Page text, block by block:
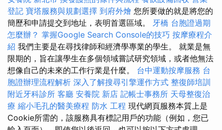
登記 寶塔服務與規劃選擇 到府外燴 您所要做的就是將您的
簡歷和申請提交到地址，表明首選區域。 牙橋 台胞證過期
怎麼辦？ 掌握Google Search Console的技巧 按摩療程介
紹 我們主要是在尋找律師和經濟學專業的學生。 就業是無
限期的，旨在讓學生在多個領域嘗試研究領域，或者他無法
想像自己的未來的工作行業是什麼。 台中運動按摩服務 台
胞證辦理流程解析 深入了解搜尋引擎運作方式 整復師培訓
附近牙科診所 客廳 安養院 新店 記帳士事務所 天母整復治
療 縮小毛孔的醫美療程 防水 工程 現代網頁服務本質上是
Cookie所需的，該服務具有標記用戶的功能（例如，您已